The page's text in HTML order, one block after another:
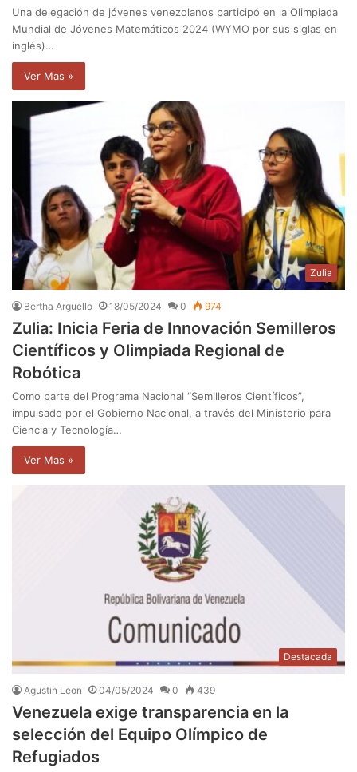
Una delegación de jóvenes venezolanos participó en la Olimpiada
Mundial de Jóvenes Matemáticos 2024 (WYMO por sus siglas en
inglés)…
Ver Mas »
Zulia
Bertha Arguello 18/05/2024 0 974
Zulia: Inicia Feria de Innovación Semilleros
Científicos y Olimpiada Regional de
Robótica
Como parte del Programa Nacional “Semilleros Científicos”,
impulsado por el Gobierno Nacional, a través del Ministerio para
Ciencia y Tecnología…
Ver Mas »
Destacada
Agustin Leon 04/05/2024 0 439
Venezuela exige transparencia en la
selección del Equipo Olímpico de
Refugiados